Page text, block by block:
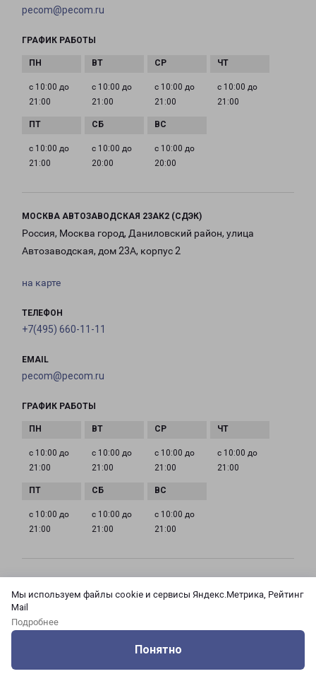
Мы используем файлы cookie и сервисы Яндекс.Метрика, Рейтинг
Mail
Подробнее
Понятно
pecom@pecom.ru
ГРАФИК РАБОТЫ
с 10:00 до
21:00
с 10:00 до
21:00
с 10:00 до
21:00
с 10:00 до
21:00
с 10:00 до
21:00
с 10:00 до
20:00
с 10:00 до
20:00
МОСКВА АВТОЗАВОДСКАЯ 23АК2 (СДЭК)
Россия, Москва город, Даниловский район, улица
Автозаводская, дом 23А, корпус 2
на карте
ТЕЛЕФОН
+7(495) 660-11-11
EMAIL
pecom@pecom.ru
ГРАФИК РАБОТЫ
с 10:00 до
21:00
с 10:00 до
21:00
с 10:00 до
21:00
с 10:00 до
21:00
с 10:00 до
21:00
с 10:00 до
21:00
с 10:00 до
21:00
Россия, Москва город, Зюзино район, улица
Азовская, дом 24, корпус 3